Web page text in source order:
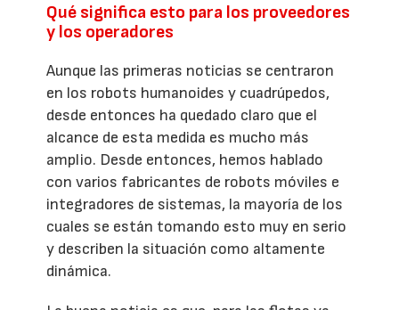
Qué significa esto para los proveedores
y los operadores
Aunque las primeras noticias se centraron
en los robots humanoides y cuadrúpedos,
desde entonces ha quedado claro que el
alcance de esta medida es mucho más
amplio. Desde entonces, hemos hablado
con varios fabricantes de robots móviles e
integradores de sistemas, la mayoría de los
cuales se están tomando esto muy en serio
y describen la situación como altamente
dinámica.